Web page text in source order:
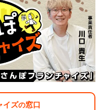
イズの窓口